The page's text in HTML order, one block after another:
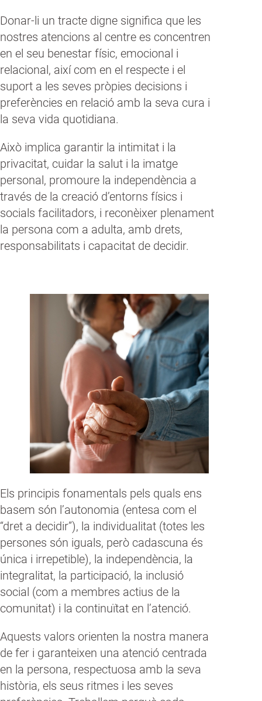
Donar-li un tracte digne significa que les
nostres atencions al centre es concentren
en el seu benestar físic, emocional i
relacional, així com en el respecte i el
suport a les seves pròpies decisions i
preferències en relació amb la seva cura i
la seva vida quotidiana.
Això implica garantir la intimitat i la
privacitat, cuidar la salut i la imatge
personal, promoure la independència a
través de la creació d’entorns físics i
socials facilitadors, i reconèixer plenament
la persona com a adulta, amb drets,
responsabilitats i capacitat de decidir.
Els principis fonamentals pels quals ens
basem són l’autonomia (entesa com el
“dret a decidir”), la individualitat (totes les
persones són iguals, però cadascuna és
única i irrepetible), la independència, la
integralitat, la participació, la inclusió
social (com a membres actius de la
comunitat) i la continuïtat en l’atenció.
Aquests valors orienten la nostra manera
de fer i garanteixen una atenció centrada
en la persona, respectuosa amb la seva
història, els seus ritmes i les seves